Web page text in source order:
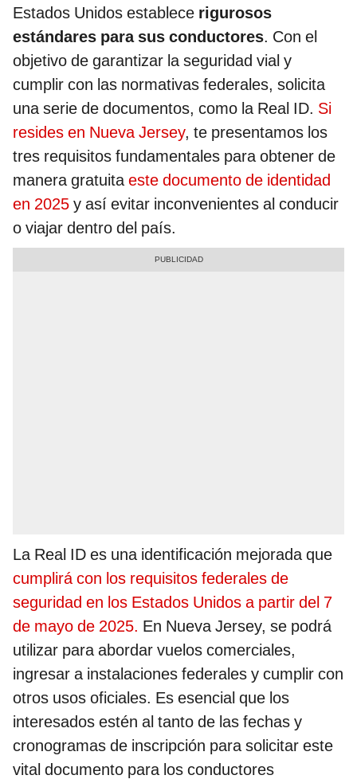
Estados Unidos establece rigurosos
estándares para sus conductores. Con el
objetivo de garantizar la seguridad vial y
cumplir con las normativas federales, solicita
una serie de documentos, como la Real ID. Si
resides en Nueva Jersey, te presentamos los
tres requisitos fundamentales para obtener de
manera gratuitaeste documento de identidad
en 2025 y así evitar inconvenientes al conducir
o viajar dentro del país.
La Real ID es una identificación mejorada que
cumplirá con los requisitos federales de
seguridad en los Estados Unidos a partir del 7
de mayo de 2025. En Nueva Jersey, se podrá
utilizar para abordar vuelos comerciales,
ingresar a instalaciones federales y cumplir con
otros usos oficiales. Es esencial que los
interesados estén al tanto de las fechas y
cronogramas de inscripción para solicitar este
vital documento para los conductores